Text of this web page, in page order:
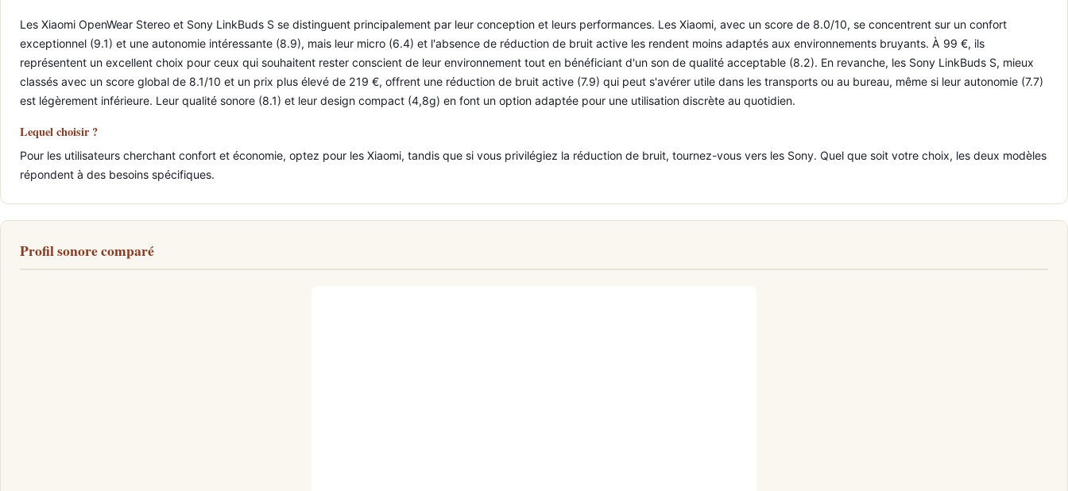
Les Xiaomi OpenWear Stereo et Sony LinkBuds S se distinguent principalement par leur conception et leurs performances. Les Xiaomi, avec un score de 8.0/10, se concentrent sur un confort
exceptionnel (9.1) et une autonomie intéressante (8.9), mais leur micro (6.4) et l'absence de réduction de bruit active les rendent moins adaptés aux environnements bruyants. À 99 €, ils
représentent un excellent choix pour ceux qui souhaitent rester conscient de leur environnement tout en bénéficiant d'un son de qualité acceptable (8.2). En revanche, les Sony LinkBuds S, mieux
classés avec un score global de 8.1/10 et un prix plus élevé de 219 €, offrent une réduction de bruit active (7.9) qui peut s'avérer utile dans les transports ou au bureau, même si leur autonomie (7.7)
est légèrement inférieure. Leur qualité sonore (8.1) et leur design compact (4,8g) en font un option adaptée pour une utilisation discrète au quotidien.
Lequel choisir ?
Pour les utilisateurs cherchant confort et économie, optez pour les Xiaomi, tandis que si vous privilégiez la réduction de bruit, tournez-vous vers les Sony. Quel que soit votre choix, les deux modèles
répondent à des besoins spécifiques.
Profil sonore comparé